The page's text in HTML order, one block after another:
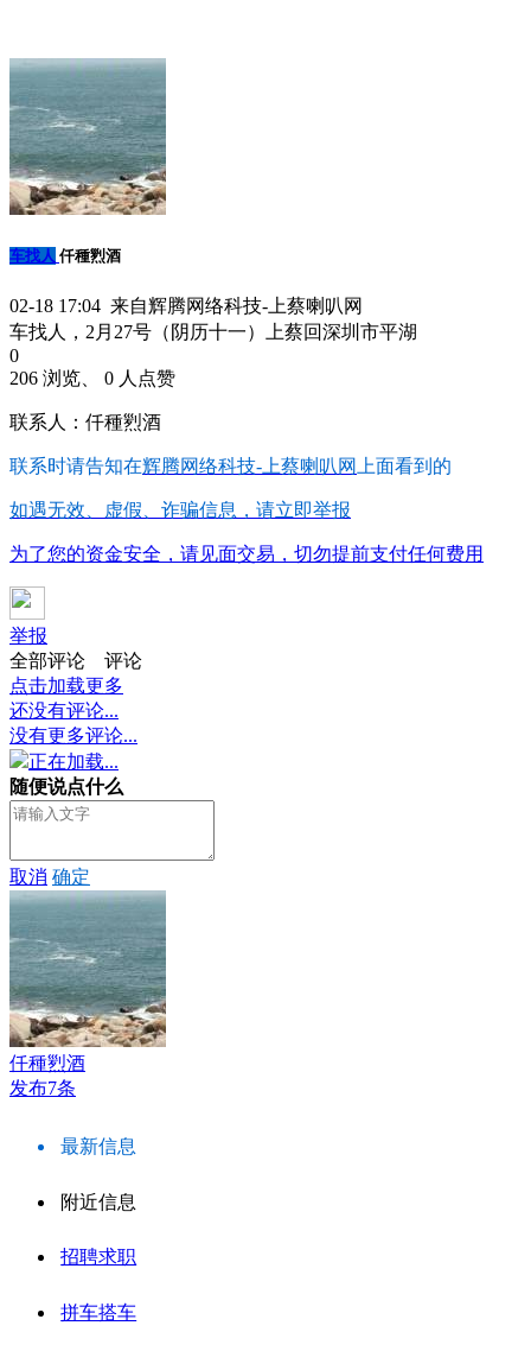
车找人 仟種煭酒
02-18 17:04 来自辉腾网络科技-上蔡喇叭网
车找人，2月27号（阴历十一）上蔡回深圳市平湖
0
206 浏览、 0 人点赞
联系人：仟種煭酒
联系时请告知在辉腾网络科技-上蔡喇叭网 上面看到的
如遇无效、虚假、诈骗信息，请立即举报
为了您的资金安全，请见面交易，切勿提前支付任何费用
举报
全部评论
评论
点击加载更多
还没有评论...
没有更多评论...
正在加载...
随便说点什么
取消 确定
仟種煭酒
发布7条
最新信息
附近信息
招聘求职
拼车搭车